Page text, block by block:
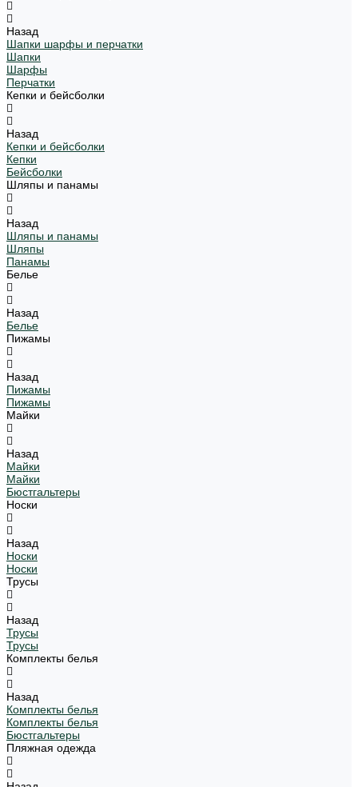
Назад
Шапки шарфы и перчатки
Шапки
Шарфы
Перчатки
Кепки и бейсболки
Назад
Кепки и бейсболки
Кепки
Бейсболки
Шляпы и панамы
Назад
Шляпы и панамы
Шляпы
Панамы
Белье
Назад
Белье
Пижамы
Назад
Пижамы
Пижамы
Майки
Назад
Майки
Майки
Бюстгальтеры
Носки
Назад
Носки
Носки
Трусы
Назад
Трусы
Трусы
Комплекты белья
Назад
Комплекты белья
Комплекты белья
Бюстгальтеры
Пляжная одежда